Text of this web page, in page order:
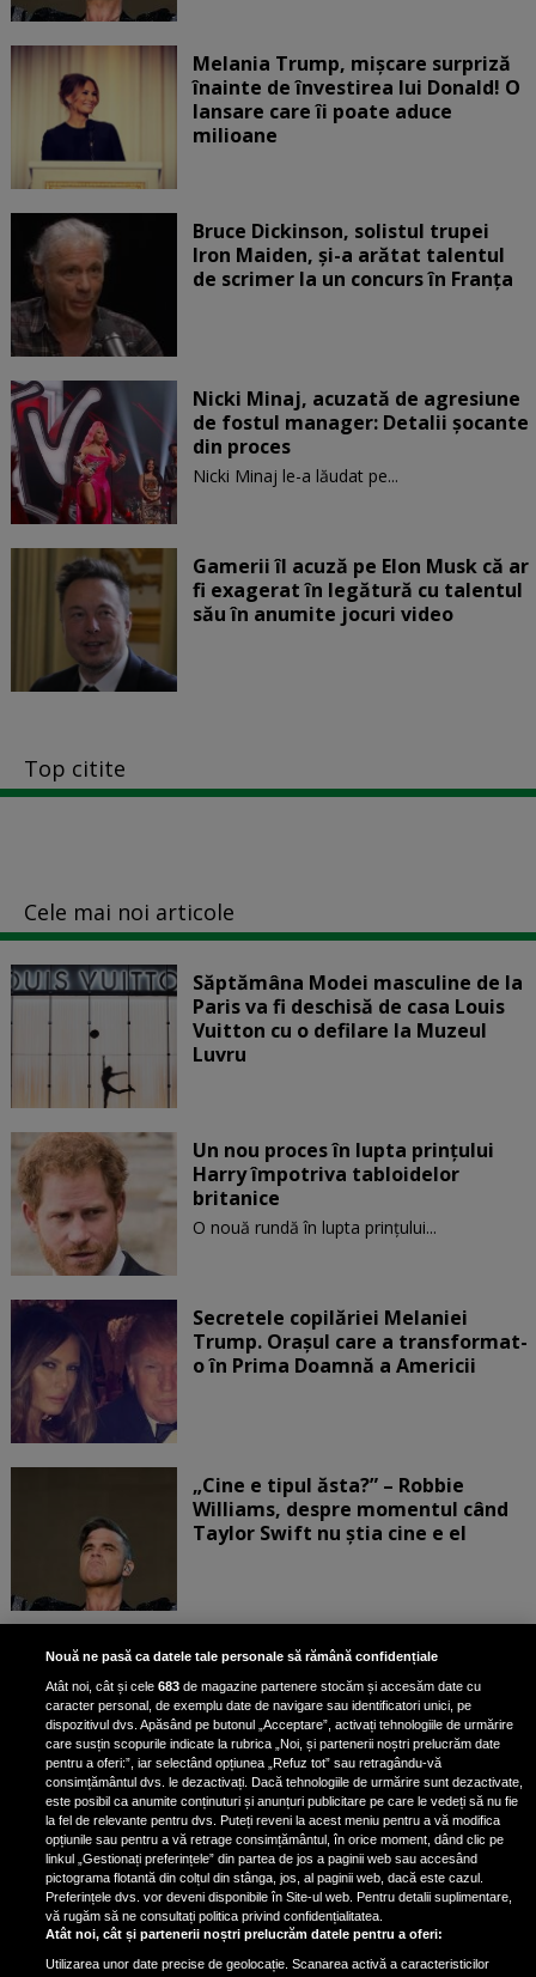
Melania Trump, mișcare surpriză
înainte de învestirea lui Donald! O
lansare care îi poate aduce
milioane
Bruce Dickinson, solistul trupei
Iron Maiden, şi-a arătat talentul
de scrimer la un concurs în Franţa
Nicki Minaj, acuzată de agresiune
de fostul manager: Detalii șocante
din proces
Nicki Minaj le-a lăudat pe...
Gamerii îl acuză pe Elon Musk că ar
fi exagerat în legătură cu talentul
său în anumite jocuri video
Top citite
Cele mai noi articole
Săptămâna Modei masculine de la
Paris va fi deschisă de casa Louis
Vuitton cu o defilare la Muzeul
Luvru
Un nou proces în lupta prinţului
Harry împotriva tabloidelor
britanice
O nouă rundă în lupta prinţului...
Secretele copilăriei Melaniei
Trump. Orașul care a transformat-
o în Prima Doamnă a Americii
„Cine e tipul ăsta?” – Robbie
Williams, despre momentul când
Taylor Swift nu știa cine e el
Bruce Dickinson, solistul trupei
Iron Maiden, şi-a arătat talentul
de scrimer la un concurs în Franţa
Nicki Minaj, acuzată de agresiune
de fostul manager: Detalii șocante
din proces
Nicki Minaj le-a lăudat pe...
Nouă ne pasă ca datele tale personale să rămână confidențiale
Atât noi, cât și cele683 de magazine partenere stocăm și accesăm date cu
caracter personal, de exemplu date de navigare sau identificatori unici, pe
dispozitivul dvs. Apăsând pe butonul „Acceptare”, activați tehnologiile de urmărire
care susțin scopurile indicate la rubrica „Noi, și partenerii noștri prelucrăm date
pentru a oferi:”, iar selectând opțiunea „Refuz tot” sau retragându-vă
consimțământul dvs. le dezactivați. Dacă tehnologiile de urmărire sunt dezactivate,
este posibil ca anumite conținuturi și anunțuri publicitare pe care le vedeți să nu fie
la fel de relevante pentru dvs. Puteți reveni la acest meniu pentru a vă modifica
opțiunile sau pentru a vă retrage consimțământul, în orice moment, dând clic pe
linkul „Gestionați preferințele” din partea de jos a paginii web sau accesând
pictograma flotantă din colțul din stânga, jos, al paginii web, dacă este cazul.
Preferințele dvs. vor deveni disponibile în Site-ul web. Pentru detalii suplimentare,
vă rugăm să ne consultați politica privind confidențialitatea.
Atât noi, cât și partenerii noștri prelucrăm datele pentru a oferi:
Utilizarea unor date precise de geolocație. Scanarea activă a caracteristicilor